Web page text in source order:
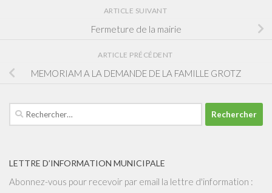
ARTICLE SUIVANT
Fermeture de la mairie
ARTICLE PRÉCÉDENT
MEMORIAM A LA DEMANDE DE LA FAMILLE GROTZ
Rechercher :
LETTRE D’INFORMATION MUNICIPALE
Abonnez-vous pour recevoir par email la lettre d'information :